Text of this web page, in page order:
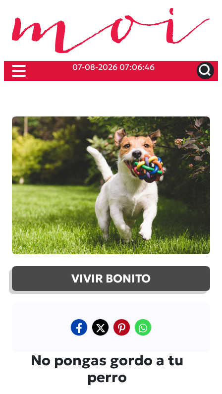
07-08-2026 07:06:46
VIVIR BONITO
No pongas gordo a tu
perro